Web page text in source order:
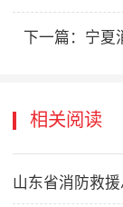
下一篇： 宁夏消防
相关阅读